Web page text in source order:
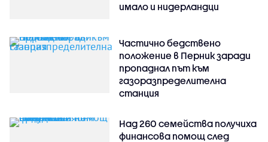
имало и нидерландци
Частично бедствено
положение в Перник заради
пропаднал път към
газоразпределителна
станция
Над 260 семейства получиха
финансова помощ след